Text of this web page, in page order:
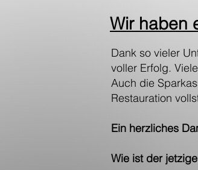
Wir haben
Dank so vieler
voller Erfolg.
Auch die
Restauration
Ein herzliches
Wie ist der